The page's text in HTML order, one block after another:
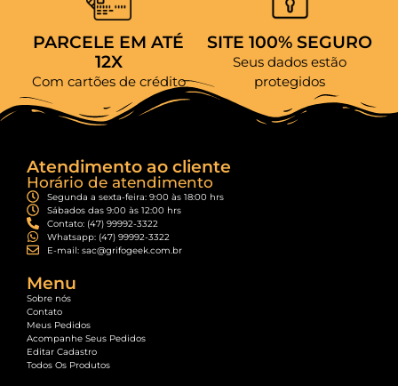
PARCELE EM ATÉ
12X
Com cartões de crédito
SITE 100% SEGURO
Seus dados estão
protegidos
Atendimento ao cliente
Horário de atendimento
Segunda a sexta-feira: 9:00 às 18:00 hrs
Sábados das 9:00 às 12:00 hrs
Contato: (47) 99992-3322
Whatsapp: (47) 99992-3322
E-mail: sac@grifogeek.com.br
Menu
Sobre nós
Contato
Meus Pedidos
Acompanhe Seus Pedidos
Editar Cadastro
Todos Os Produtos